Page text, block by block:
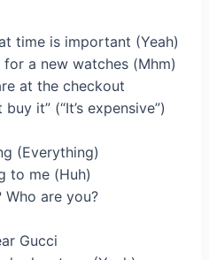
time is important (Yeah)
a new watches (Mhm)
at the checkout
it” (“It’s expensive”)
(Everything)
to me (Huh)
are you?
Gucci